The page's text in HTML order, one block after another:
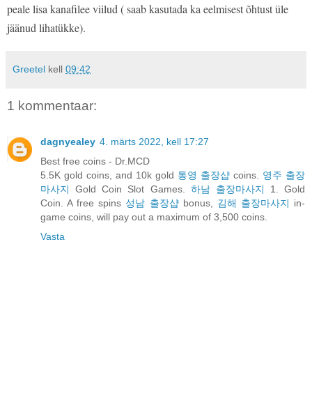
peale lisa kanafilee viilud ( saab kasutada ka eelmisest õhtust üle
jäänud lihatükke).
Greetel kell 09:42
1 kommentaar:
dagnyealey 4. märts 2022, kell 17:27
Best free coins - Dr.MCD
5.5K gold coins, and 10k gold 통영 출장샵 coins. 영주 출장
마사지
Gold Coin Slot Games. 하남 출장마사지
1. Gold
Coin. A free spins 성남 출장샵bonus, 김해 출장마사지 in-
game coins, will pay out a maximum of 3,500 coins.
Vasta